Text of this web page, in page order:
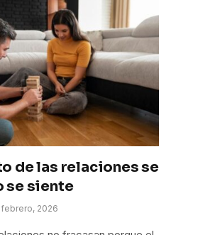
de las relaciones se
se siente
2026